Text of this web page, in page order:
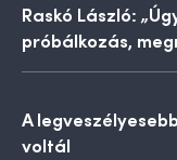
Raskó László:
próbálkozás,
A
voltál